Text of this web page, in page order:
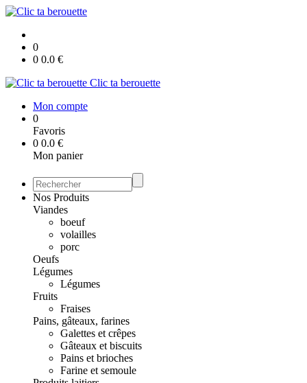
0
0 0.0 €
Clic ta berouette
Mon compte
0
Favoris
0 0.0 €
Mon panier
Nos Produits
Viandes
boeuf
volailles
porc
Oeufs
Légumes
Légumes
Fruits
Fraises
Pains, gâteaux, farines
Galettes et crêpes
Gâteaux et biscuits
Pains et brioches
Farine et semoule